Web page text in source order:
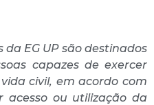
EG UP são destinados
capazes de exercer
civil, em acordo com
acesso ou utilização da